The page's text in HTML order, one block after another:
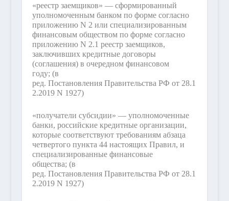
«реестр заемщиков» — сформированный
уполномоченным банком по форме согласно
приложению N 2 или специализированным
финансовым обществом по форме согласно
приложению N 2.1 реестр заемщиков,
заключивших кредитные договоры
(соглашения) в очередном финансовом
году; (в
ред. Постановления Правительства РФ от 28.1
2.2019 N 1927)
«получатели субсидии» — уполномоченные
банки, российские кредитные организации,
которые соответствуют требованиям абзаца
четвертого пункта 44 настоящих Правил, и
специализированные финансовые
общества; (в
ред. Постановления Правительства РФ от 28.1
2.2019 N 1927)